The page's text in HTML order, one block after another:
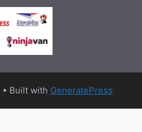
• Built with GeneratePress